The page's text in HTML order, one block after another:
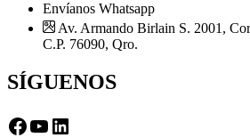
Envíanos Whatsapp
Av. Armando Birlain S. 2001,
C.P. 76090, Qro.
SÍGUENOS
Facebook
YouTube
LinkedIn